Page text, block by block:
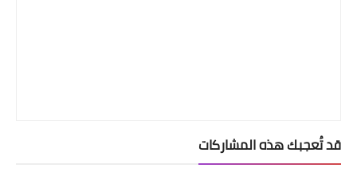
قد تُعجبك هذه المشاركات